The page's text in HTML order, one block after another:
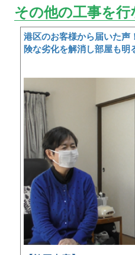
その他の工事を
港区のお客様から届いた声
険な劣化を解消し部屋も明